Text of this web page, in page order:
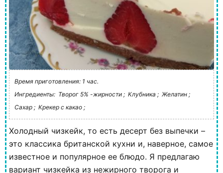
Время приготовления: 1 час.
Ингредиенты: Творог 5% -жирности ; Клубника ; Желатин ;
Сахар ; Крекер с какао ;
Холодный чизкейк, то есть десерт без выпечки –
это классика британской кухни и, наверное, самое
известное и популярное ее блюдо. Я предлагаю
вариант чизкейка из нежирного творога и